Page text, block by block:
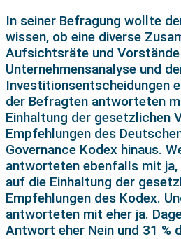
In seiner Befragung wollte
wissen, ob eine diverse
Aufsichtsräte und
Unternehmensanalyse und
Investitionsentscheidungen
der Befragten antworteten
Einhaltung der gesetzlichen
Empfehlungen des
Governance Kodex hinaus.
antworteten ebenfalls mit ja,
auf die Einhaltung der
Empfehlungen des Kodex.
antworteten mit eher ja.
Antwort eher Nein und 31 %